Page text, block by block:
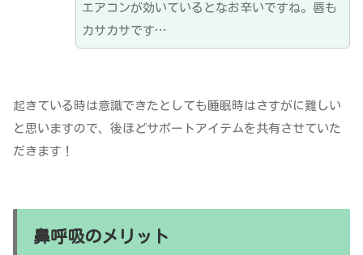
エアコンが効いているとなお辛いですね。唇も
カサカサです…
起きている時は意識できたとしても睡眠時はさすがに難しい
と思いますので、後ほどサポートアイテムを共有させていた
だきます！
鼻呼吸のメリット